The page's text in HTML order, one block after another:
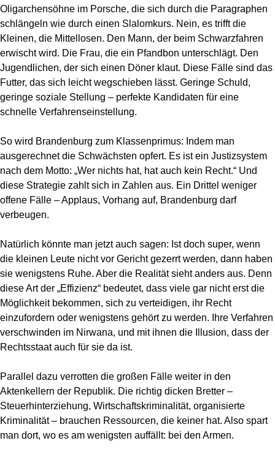
Oligarchensöhne im Porsche, die sich durch die Paragraphen
schlängeln wie durch einen Slalomkurs. Nein, es trifft die
Kleinen, die Mittellosen. Den Mann, der beim Schwarzfahren
erwischt wird. Die Frau, die ein Pfandbon unterschlägt. Den
Jugendlichen, der sich einen Döner klaut. Diese Fälle sind das
Futter, das sich leicht wegschieben lässt. Geringe Schuld,
geringe soziale Stellung – perfekte Kandidaten für eine
schnelle Verfahrenseinstellung.
So wird Brandenburg zum Klassenprimus: Indem man
ausgerechnet die Schwächsten opfert. Es ist ein Justizsystem
nach dem Motto: „Wer nichts hat, hat auch kein Recht.“ Und
diese Strategie zahlt sich in Zahlen aus. Ein Drittel weniger
offene Fälle – Applaus, Vorhang auf, Brandenburg darf
verbeugen.
Natürlich könnte man jetzt auch sagen: Ist doch super, wenn
die kleinen Leute nicht vor Gericht gezerrt werden, dann haben
sie wenigstens Ruhe. Aber die Realität sieht anders aus. Denn
diese Art der „Effizienz“ bedeutet, dass viele gar nicht erst die
Möglichkeit bekommen, sich zu verteidigen, ihr Recht
einzufordern oder wenigstens gehört zu werden. Ihre Verfahren
verschwinden im Nirwana, und mit ihnen die Illusion, dass der
Rechtsstaat auch für sie da ist.
Parallel dazu verrotten die großen Fälle weiter in den
Aktenkellern der Republik. Die richtig dicken Bretter –
Steuerhinterziehung, Wirtschaftskriminalität, organisierte
Kriminalität – brauchen Ressourcen, die keiner hat. Also spart
man dort, wo es am wenigsten auffällt: bei den Armen.